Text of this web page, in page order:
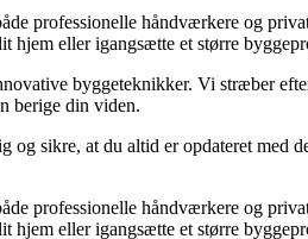
professionelle håndværkere og
hjem eller igangsætte et større
byggeteknikker. Vi stræber
berige din viden.
sikre, at du altid er opdateret med
professionelle håndværkere og
hjem eller igangsætte et større